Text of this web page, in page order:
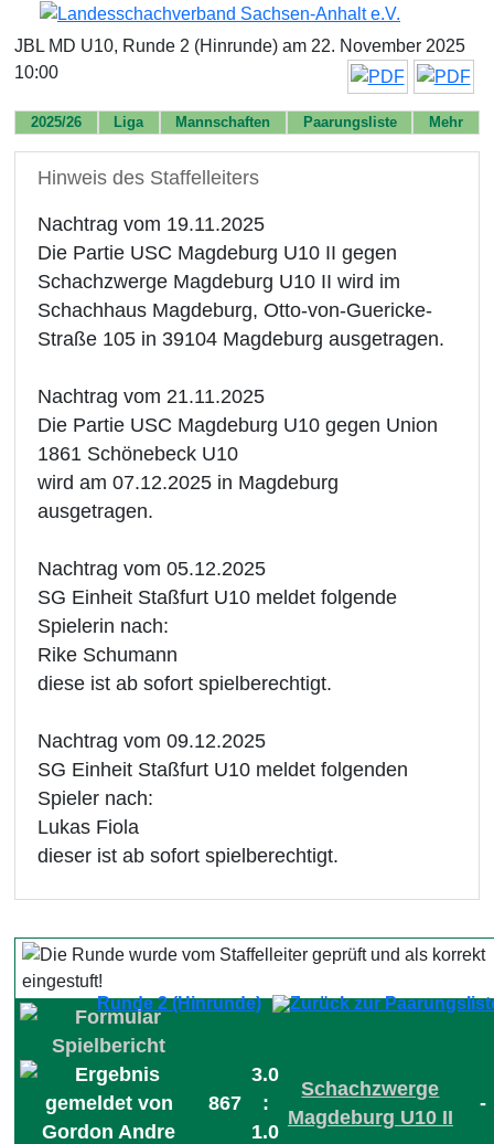
JBL MD U10, Runde 2 (Hinrunde) am 22. November 2025
10:00
2025/26 Liga Mannschaften Paarungsliste Mehr
Hinweis des Staffelleiters
Nachtrag vom 19.11.2025
Die Partie USC Magdeburg U10 II gegen
Schachzwerge Magdeburg U10 II wird im
Schachhaus Magdeburg, Otto-von-Guericke-
Straße 105 in 39104 Magdeburg ausgetragen.
Nachtrag vom 21.11.2025
Die Partie USC Magdeburg U10 gegen Union
1861 Schönebeck U10
wird am 07.12.2025 in Magdeburg
ausgetragen.
Nachtrag vom 05.12.2025
SG Einheit Staßfurt U10 meldet folgende
Spielerin nach:
Rike Schumann
diese ist ab sofort spielberechtigt.
Nachtrag vom 09.12.2025
SG Einheit Staßfurt U10 meldet folgenden
Spieler nach:
Lukas Fiola
dieser ist ab sofort spielberechtigt.
Runde 2 (Hinrunde)
867
3.0
:
1.0
Schachzwerge
Magdeburg U10 II
-